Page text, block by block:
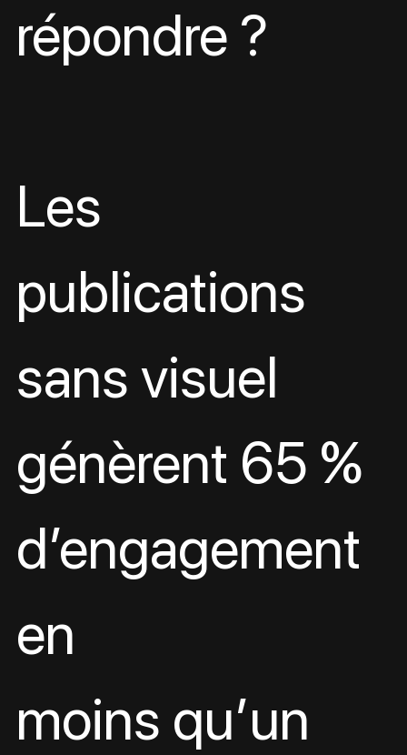
répondre ?
Les
publications
sans visuel
génèrent 65 %
d’engagement
en
moins qu’un